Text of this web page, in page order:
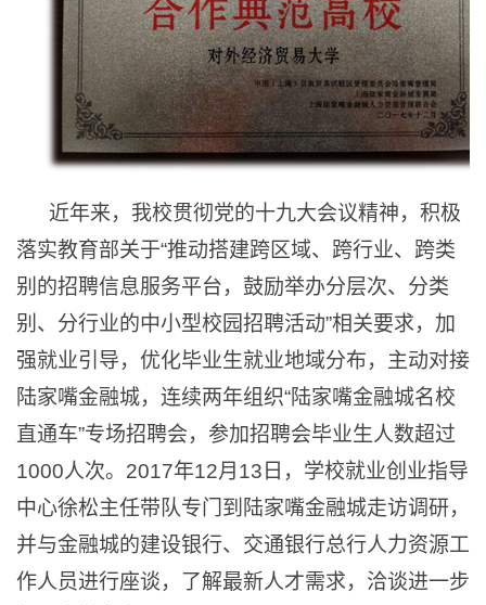
近年来，我校贯彻党的十九大会议精神，积极
落实教育部关于“推动搭建跨区域、跨行业、跨类
别的招聘信息服务平台，鼓励举办分层次、分类
别、分行业的中小型校园招聘活动”相关要求，加
强就业引导，优化毕业生就业地域分布，主动对接
陆家嘴金融城，连续两年组织“陆家嘴金融城名校
直通车”专场招聘会，参加招聘会毕业生人数超过
1000人次。2017年12月13日，学校就业创业指导
中心徐松主任带队专门到陆家嘴金融城走访调研，
并与金融城的建设银行、交通银行总行人力资源工
作人员进行座谈，了解最新人才需求，洽谈进一步